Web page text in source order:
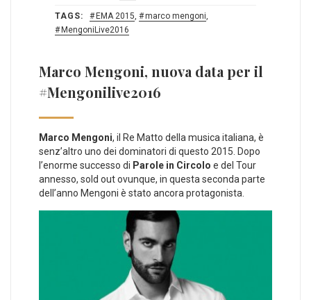
TAGS: EMA 2015, marco mengoni,
MengoniLive2016
Marco Mengoni, nuova data per il
#Mengonilive2016
Marco Mengoni, il Re Matto della musica italiana, è
senz’altro uno dei dominatori di questo 2015. Dopo
l’enorme successo di Parole in Circolo e del Tour
annesso, sold out ovunque, in questa seconda parte
dell’anno Mengoni è stato ancora protagonista.